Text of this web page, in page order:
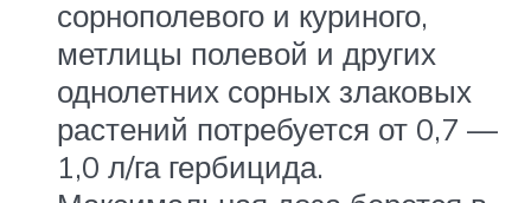
сорнополевого и куриного,
метлицы полевой и других
однолетних сорных злаковых
растений потребуется от 0,7 —
1,0 л/га гербицида.